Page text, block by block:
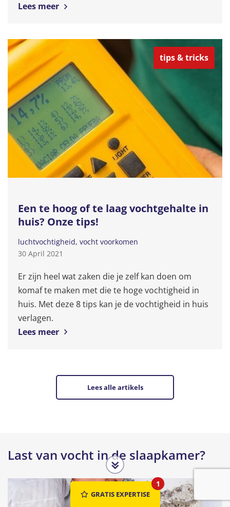
Lees meer
tips & tricks
Een te hoog of te laag vochtgehalte in
huis? Onze tips!
luchtvochtigheid vocht voorkomen
30 April 2021
Er zijn heel wat zaken die je zelf kan doen om
komaf te maken met die te hoge vochtigheid in
huis. Met deze 8 tips kan je de vochtigheid in huis
verlagen.
Lees meer
Lees alle artikels
Last van vocht in de slaapkamer?
1
GRATIS EXPERTISE